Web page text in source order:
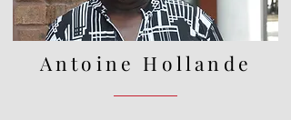
Antoine Hollande